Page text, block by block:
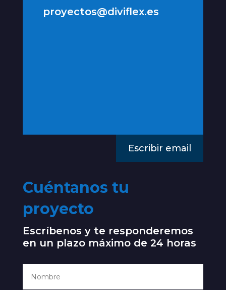
proyectos@diviflex.es
Escribir email
Cuéntanos tu
proyecto
Escríbenos y te responderemos
en un plazo máximo de 24 horas